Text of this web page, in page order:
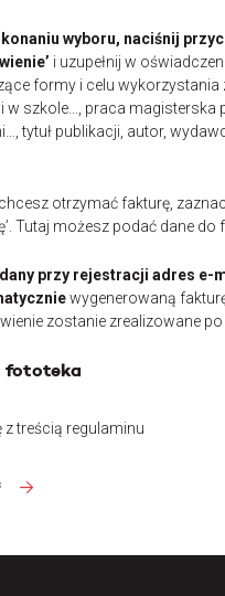
wyboru, naciśnij
i uzupełnij w
formy i celu wykorzystania
w szkole…, praca magisterska
tytuł publikacji, autor,
otrzymać fakturę,
Tutaj możesz podać dane do
przy rejestracji adres e-
wygenerowaną
zostanie zrealizowane po
fototeka
z treścią regulaminu